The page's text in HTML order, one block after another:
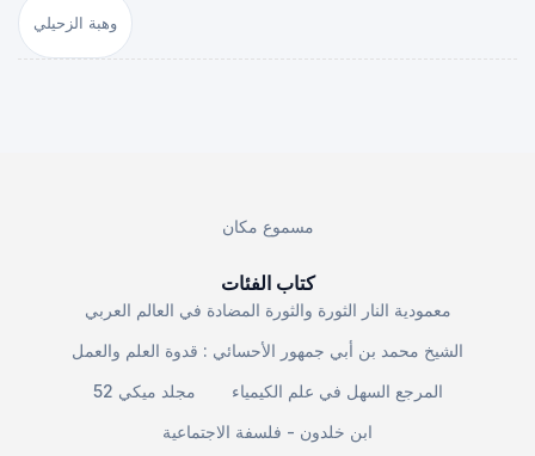
وهبة الزحيلي
مسموع مكان
كتاب الفئات
معمودية النار الثورة والثورة المضادة في العالم العربي
الشيخ محمد بن أبي جمهور الأحسائي : قدوة العلم والعمل
مجلد ميكي 52
المرجع السهل في علم الكيمياء
ابن خلدون - فلسفة الاجتماعية